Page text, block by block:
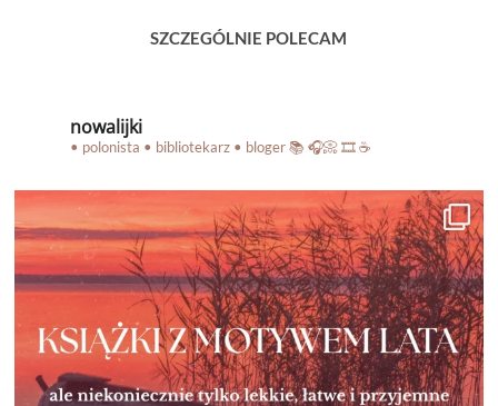
SZCZEGÓLNIE POLECAM
nowalijki
• polonista • bibliotekarz • bloger📚 🎧📀 🎞️ ☕️